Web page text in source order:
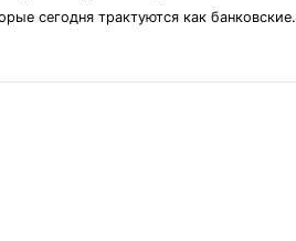
сегодня трактуются как банковские.